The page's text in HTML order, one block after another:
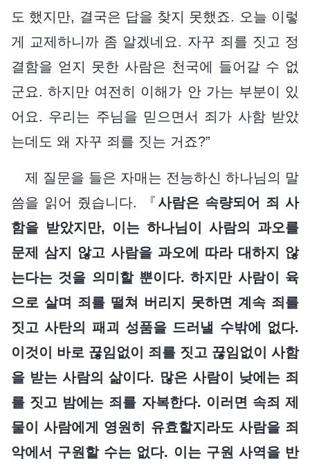
도 했지만, 결국은 답을 찾지 못했죠. 오늘 이렇
게 교제하니까 좀 알겠네요. 자꾸 죄를 짓고 정
결함을 얻지 못한 사람은 천국에 들어갈 수 없
군요. 하지만 여전히 이해가 안 가는 부분이 있
어요. 우리는 주님을 믿으면서 죄가 사함 받았
는데도 왜 자꾸 죄를 짓는 거죠?”
제 질문을 들은 자매는 전능하신 하나님의 말
씀을 읽어 줬습니다. 『 사람은 속량되어 죄 사
함을 받았지만, 이는 하나님이 사람의 과오를
문제 삼지 않고 사람을 과오에 따라 대하지 않
는다는 것을 의미할 뿐이다. 하지만 사람이 육
으로 살며 죄를 떨쳐 버리지 못하면 계속 죄를
짓고 사탄의 패괴 성품을 드러낼 수밖에 없다.
이것이 바로 끊임없이 죄를 짓고 끊임없이 사함
을 받는 사람의 삶이다. 많은 사람이 낮에는 죄
를 짓고 밤에는 죄를 자복한다. 이러면 속죄 제
물이 사람에게 영원히 유효할지라도 사람을 죄
악에서 구원할 수는 없다. 이는 구원 사역을 반